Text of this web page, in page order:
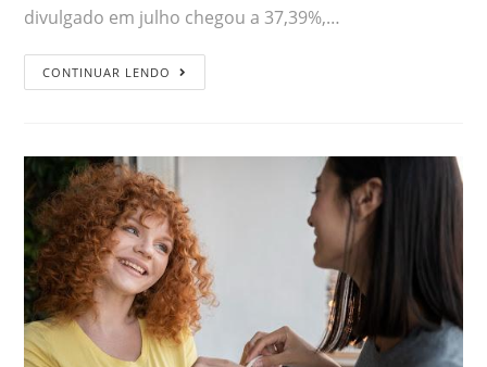
divulgado em julho chegou a 37,39%,…
CONTINUAR LENDO